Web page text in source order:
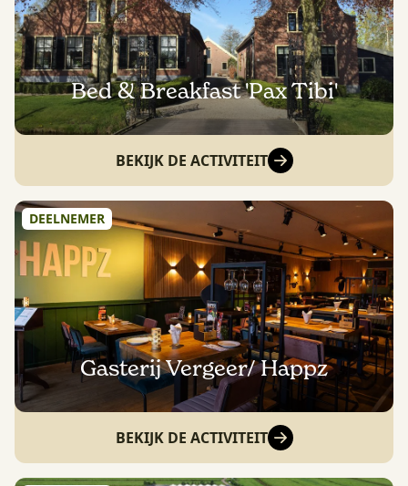
Bed & Breakfast 'Pax Tibi'
BEKIJK DE ACTIVITEIT
DEELNEMER
Gasterij Vergeer/ Happz
BEKIJK DE ACTIVITEIT